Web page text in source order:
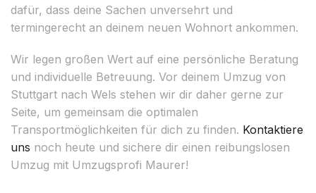
dafür, dass deine Sachen unversehrt und
termingerecht an deinem neuen Wohnort ankommen.
Wir legen großen Wert auf eine persönliche Beratung
und individuelle Betreuung. Vor deinem Umzug von
Stuttgart nach Wels stehen wir dir daher gerne zur
Seite, um gemeinsam die optimalen
Transportmöglichkeiten für dich zu finden. Kontaktiere
uns noch heute und sichere dir einen reibungslosen
Umzug mit Umzugsprofi Maurer!